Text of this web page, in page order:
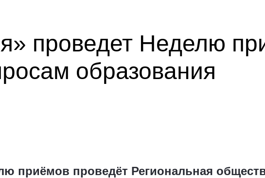
проведет Неделю
образования
приёмов проведёт Региональная